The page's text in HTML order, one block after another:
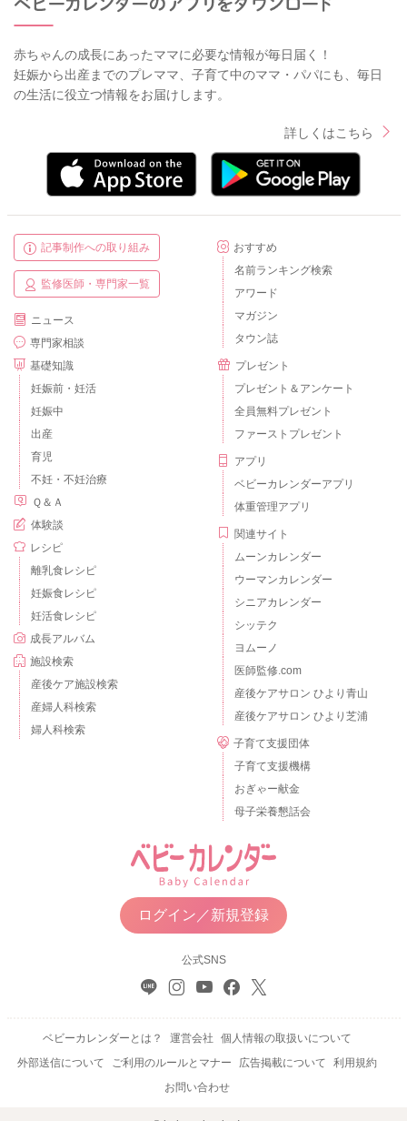
赤ちゃんの成長にあったママに必要な情報が毎日届く！
妊娠から出産までのプレママ、子育て中のママ・パパにも、毎日
の生活に役立つ情報をお届けします。
詳しくはこちら
記事制作への取り組み
監修医師・専門家一覧
ニュース
専門家相談
基礎知識
妊娠前・妊活
妊娠中
出産
育児
不妊・不妊治療
Ｑ＆Ａ
体験談
レシピ
離乳食レシピ
妊娠食レシピ
妊活食レシピ
成長アルバム
施設検索
産後ケア施設検索
産婦人科検索
婦人科検索
おすすめ
名前ランキング検索
アワード
マガジン
タウン誌
プレゼント
プレゼント＆アンケート
全員無料プレゼント
ファーストプレゼント
アプリ
ベビーカレンダーアプリ
体重管理アプリ
関連サイト
ムーンカレンダー
ウーマンカレンダー
シニアカレンダー
シッテク
ヨムーノ
医師監修.com
産後ケアサロン ひより青山
産後ケアサロン ひより芝浦
子育て支援団体
子育て支援機構
おぎゃー献金
母子栄養懇話会
ログイン／新規登録
公式SNS
ベビーカレンダーとは？ 運営会社
個人情報の取扱いについて
外部送信について
ご利用のルールとマナー 広告掲載について
利用規約
お問い合わせ